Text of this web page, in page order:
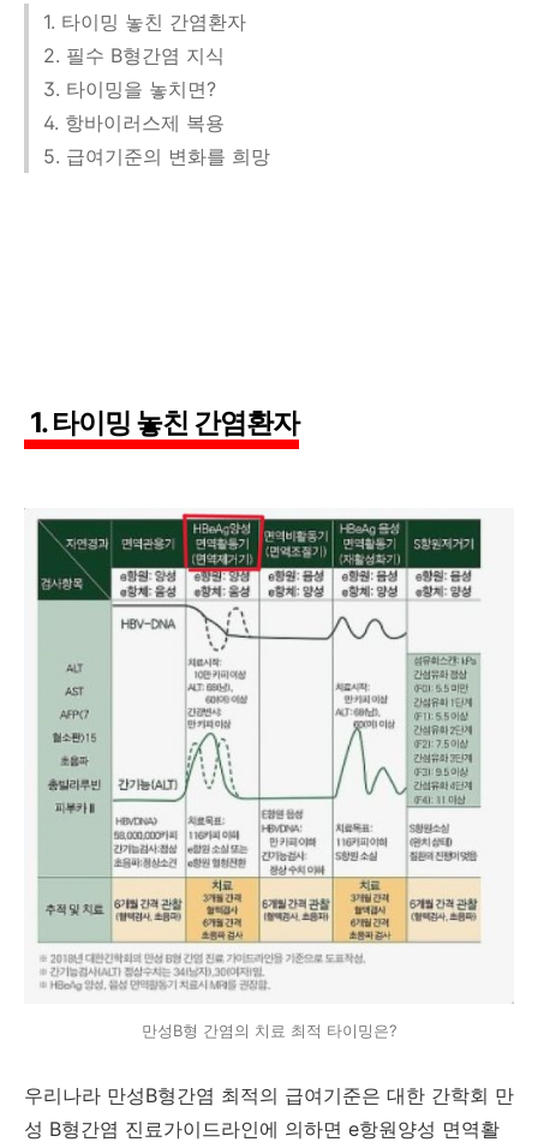
1. 타이밍 놓친 간염환자
2. 필수 B형간염 지식
3. 타이밍을 놓치면?
4. 항바이러스제 복용
5. 급여기준의 변화를 희망
1. 타이밍 놓친 간염환자
만성B형 간염의 치료 최적 타이밍은?
우리나라 만성B형간염 최적의 급여기준은 대한 간학회 만
성 B형간염 진료가이드라인에 의하면 e항원양성 면역활